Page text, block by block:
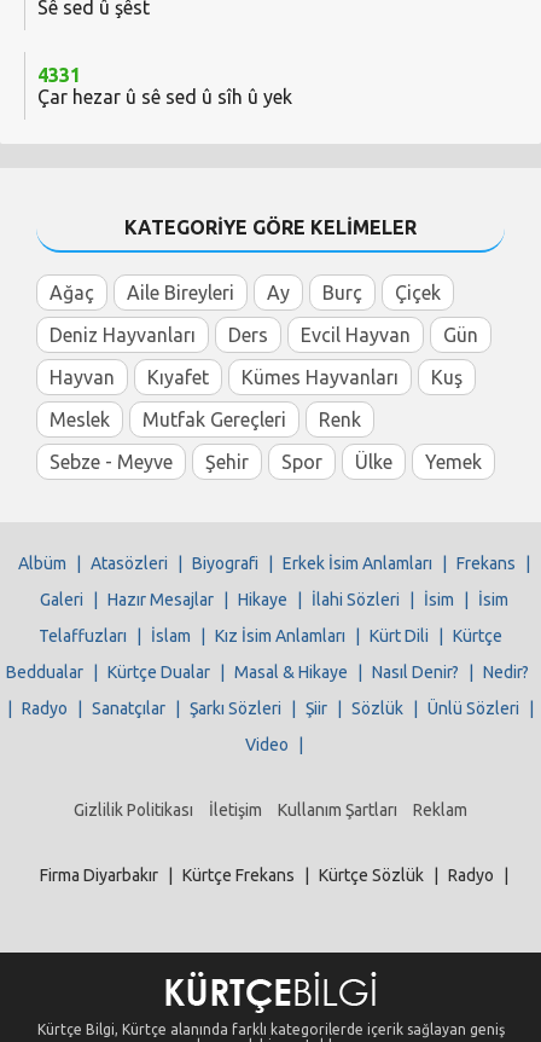
Sê sed û şêst
4331
Çar hezar û sê sed û sîh û yek
KATEGORİYE GÖRE KELİMELER
Ağaç Aile Bireyleri Ay Burç
Çiçek
Deniz Hayvanları
Ders Evcil Hayvan
Gün
Hayvan
Kıyafet Kümes Hayvanları
Kuş
Meslek
Mutfak Gereçleri
Renk
Sebze - Meyve
Şehir Spor Ülke Yemek
Albüm Atasözleri Biyografi Erkek İsim Anlamları Frekans
Galeri
Hazır Mesajlar Hikaye İlahi Sözleri İsim
İsim
Telaffuzları
İslam Kız İsim Anlamları Kürt Dili
Kürtçe
Beddualar
Kürtçe Dualar Masal & Hikaye Nasıl Denir?
Nedir?
Radyo Sanatçılar Şarkı Sözleri Şiir Sözlük Ünlü Sözleri
Video
Gizlilik Politikası İletişim Kullanım Şartları Reklam
Firma Diyarbakır Kürtçe Frekans Kürtçe Sözlük Radyo
Kürtçe Bilgi, Kürtçe alanında farklı kategorilerde içerik sağlayan geniş